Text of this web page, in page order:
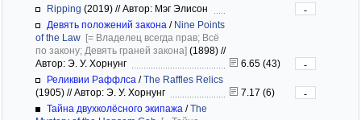
Ripping (2019) //Автор: Мэг Элисон
-
Девять положений закона / Nine Points
of the Law [= Владелец всегда прав; Всё
по закону; Девять граней закона] (1898) //
Автор: Э. У. Хорнунг
6.65 (43)
-
Реликвии Раффлса /The Raffles Relics
(1905) //Автор: Э. У. Хорнунг 7.17 (6)
-
Тайна двухколёсного экипажа /The